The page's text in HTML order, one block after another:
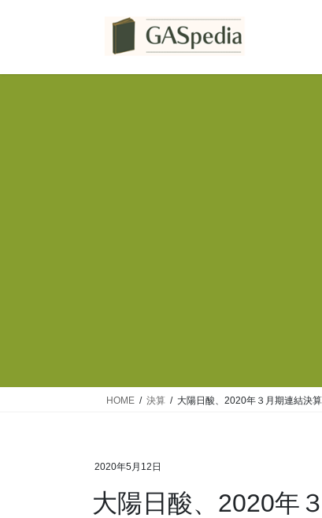
HOME 決算 大陽日酸、2020年３月期連結決
2020年5月12日
大陽日酸、2020年